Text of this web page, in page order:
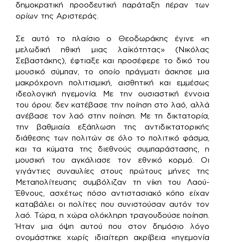
δημοκρατική προοδευτική παράταξη πέραν των
ορίων της Αριστεράς.
Σε αυτό το πλαίσιο ο Θεοδωράκης έγινε «η
μελωδική ηθική μιας λαϊκότητας» (Νικόλας
Σεβαστάκης), έφτιαξε και προσέφερε το δικό του
μουσικό σύμπαν, το οποίο πράγματι άσκησε μια
μακρόχρονη πολιτισμική, αισθητική και εμμέσως
ιδεολογική ηγεμονία. Με την ουσιαστική έννοια
του όρου: δεν κατέβασε την ποίηση στο λαό, αλλά
ανέβασε τον λαό στην ποίηση. Με τη δικτατορία,
την βαθμιαία εξάπλωση της αντιδικτατορικής
διάθεσης των πολιτών σε όλο το πολιτικό φάσμα,
και τα κύματα της διεθνούς συμπαράστασης, η
μουσική του αγκάλιασε τον εθνικό κορμό. Οι
γιγάντιες συναυλίες στους πρώτους μήνες της
Μεταπολίτευσης συμβόλιζαν τη νίκη του Λαού-
Έθνους, ασχέτως πόσο αντιστασιακό κόπο είχαν
καταβάλει οι πολίτες που συνιστούσαν αυτόν τον
λαό. Τώρα, η χώρα ολόκληρη τραγουδούσε ποίηση.
Ήταν μια όψη αυτού που στον δημόσιο λόγο
ονομάστηκε χωρίς ιδιαίτερη ακρίβεια «ηγεμονία